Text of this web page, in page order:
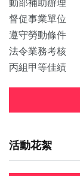
活動花絮